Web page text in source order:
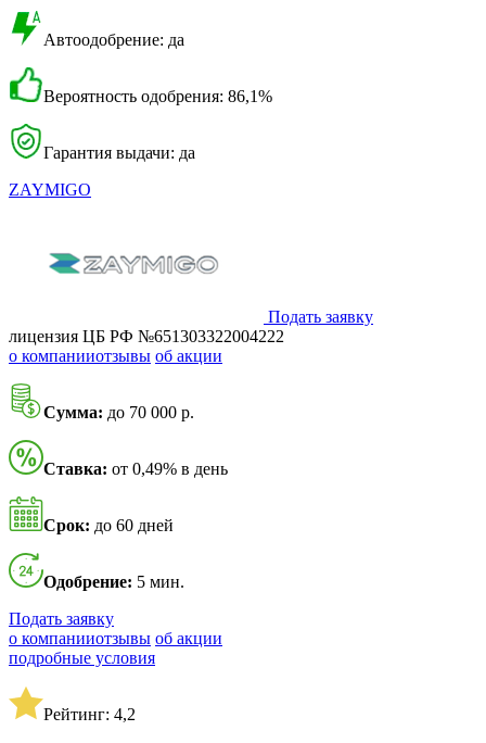
Автоодобрение: да
Вероятность одобрения: 86,1%
Гарантия выдачи: да
ZAYMIGO
Подать заявку
лицензия ЦБ РФ №651303322004222
о компанииотзывы об акции
Сумма: до 70 000 р.
Ставка: от 0,49% в день
Срок: до 60 дней
Одобрение: 5 мин.
Подать заявку
о компанииотзывы об акции
подробные условия
Рейтинг: 4,2